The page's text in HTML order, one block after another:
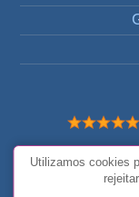
© Todos
Utilizamos cookies